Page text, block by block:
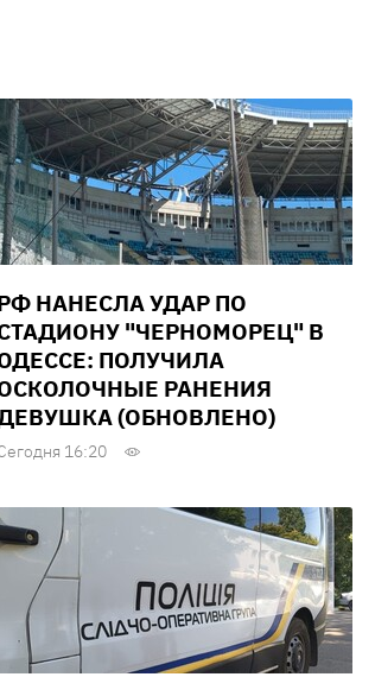
НАНЕСЛА УДАР ПО
"ЧЕРНОМОРЕЦ" В
ПОЛУЧИЛА
РАНЕНИЯ
(ОБНОВЛЕНО)
16:20